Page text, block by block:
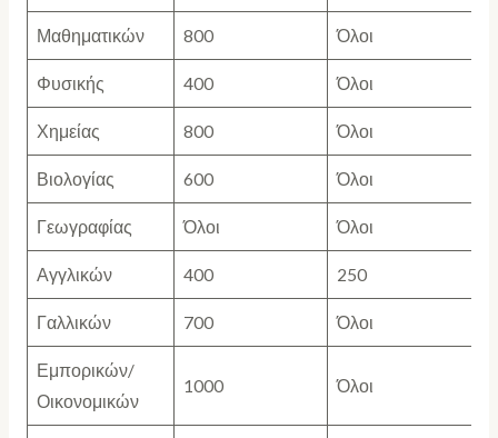
Μαθηματικών 800 Όλοι
Φυσικής 400 Όλοι
Χημείας 800 Όλοι
Βιολογίας 600 Όλοι
Γεωγραφίας Όλοι Όλοι
Αγγλικών 400 250
Γαλλικών 700 Όλοι
Εμπορικών/
Οικονομικών
1000 Όλοι